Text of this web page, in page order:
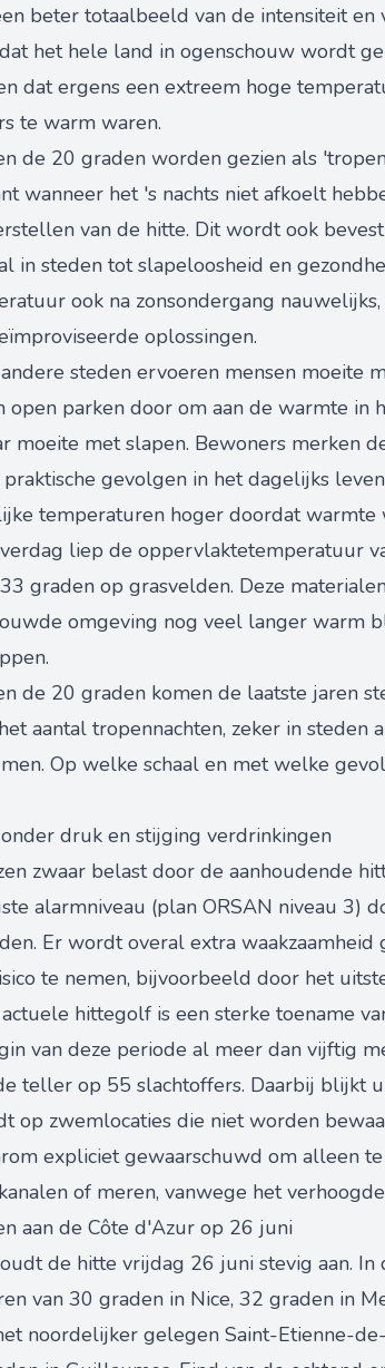
beter totaalbeeld van de intensiteit
het hele land in ogenschouw wordt
dat ergens een extreem hoge
te warm waren.
de 20 graden worden gezien als
wanneer het 's nachts niet afkoelt
van de hitte. Dit wordt ook
in steden tot slapeloosheid en
ook na zonsondergang
oplossingen.
steden ervoeren mensen moeite
open parken door om aan de warmte in
moeite met slapen. Bewoners merken
gevolgen in het dagelijks
temperaturen hoger doordat
liep de oppervlaktetemperatuur
graden op grasvelden. Deze
omgeving nog veel langer warm
de 20 graden komen de laatste jaren
aantal tropennachten, zeker in steden
Op welke schaal en met welke
druk en stijging verdrinkingen
zwaar belast door de aanhoudende
alarmniveau (plan ORSAN niveau 3)
Er wordt overal extra
te nemen, bijvoorbeeld door het
hittegolf is een sterke toename
van deze periode al meer dan vijftig
teller op 55 slachtoffers. Daarbij blijkt
op zwemlocaties die niet worden
expliciet gewaarschuwd om alleen
of meren, vanwege het
aan de Côte d'Azur op 26 juni
de hitte vrijdag 26 juni stevig aan.
van 30 graden in Nice, 32 graden in
noordelijker gelegen Saint-Etienne-